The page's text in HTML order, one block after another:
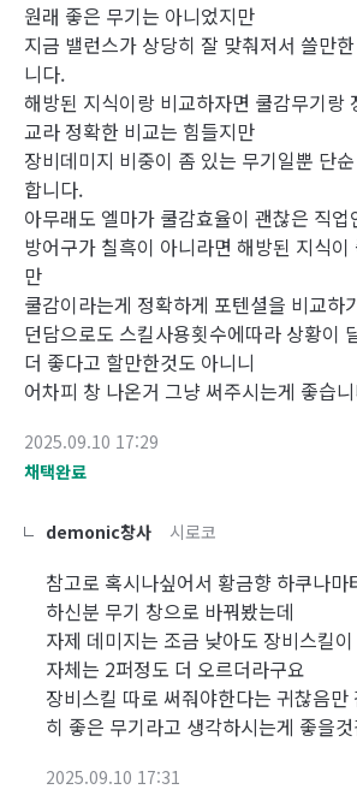
원래 좋은 무기는 아니었지만
지금 밸런스가 상당히 잘 맞춰저서 쓸만
니다.
해방된 지식이랑 비교하자면 쿨감무기랑
교라 정확한 비교는 힘들지만
장비데미지 비중이 좀 있는 무기일뿐 단
합니다.
아무래도 엘마가 쿨감효율이 괜찮은 직업
방어구가 칠흑이 아니라면 해방된 지식이
만
쿨감이라는게 정확하게 포텐셜을 비교하
던담으로도 스킬사용횟수에따라 상황이
더 좋다고 할만한것도 아니니
어차피 창 나온거 그냥 써주시는게 좋습
2025.09.10 17:29
채택완료
demonic창사 시로코
참고로 혹시나싶어서 황금향 하쿠나마
하신분 무기 창으로 바꿔봤는데
자제 데미지는 조금 낮아도 장비스킬
자체는 2퍼정도 더 오르더라구요
장비스킬 따로 써줘야한다는 귀찮음만
히 좋은 무기라고 생각하시는게 좋을
2025.09.10 17:31